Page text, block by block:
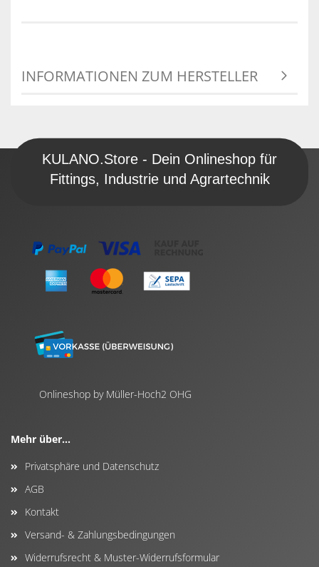
INFORMATIONEN ZUM HERSTELLER
KULANO.Store - Dein Onlineshop für
Fittings, Industrie und Agrartechnik
Onlineshop by Müller-Hoch2 OHG
Mehr über...
Privatsphäre und Datenschutz
AGB
Kontakt
Versand- & Zahlungsbedingungen
Widerrufsrecht & Muster-Widerrufsformular